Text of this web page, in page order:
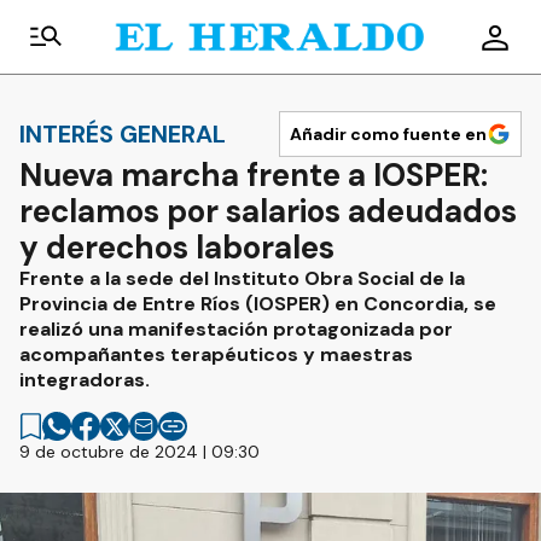
INTERÉS GENERAL Añadir como fuente en
Nueva marcha frente a IOSPER:
reclamos por salarios adeudados
y derechos laborales
Frente a la sede del Instituto Obra Social de la
Provincia de Entre Ríos (IOSPER) en Concordia, se
realizó una manifestación protagonizada por
acompañantes terapéuticos y maestras
integradoras.
9 de octubre de 2024 | 09:30